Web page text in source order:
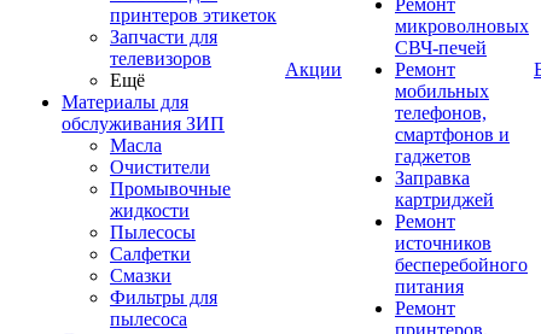
принтеров этикеток
Запчасти для
телевизоров
Ещё
Материалы для
обслуживания ЗИП
Масла
Очистители
Промывочные
жидкости
Пылесосы
Салфетки
Смазки
Фильтры для
пылесоса
Акции
Ремонт
микроволновых
СВЧ-печей
Ремонт
мобильных
телефонов,
смартфонов и
гаджетов
Заправка
картриджей
Ремонт
источников
бесперебойного
питания
Ремонт
принтеров,